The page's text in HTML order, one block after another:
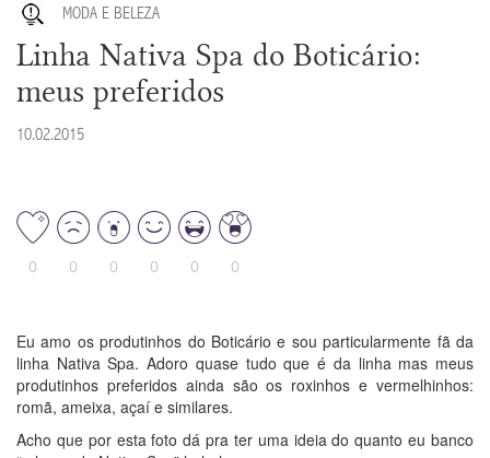
MODA E BELEZA
Linha Nativa Spa do Boticário:
meus preferidos
10.02.2015
0 0 0 0 0 0
Eu amo os produtinhos do Boticário e sou particularmente fã da
linha Nativa Spa. Adoro quase tudo que é da linha mas meus
produtinhos preferidos ainda são os roxinhos e vermelhinhos:
romã, ameixa, açaí e similares.
Acho que por esta foto dá pra ter uma ideia do quanto eu banco